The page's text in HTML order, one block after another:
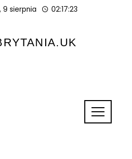
9 sierpnia 02:17:23